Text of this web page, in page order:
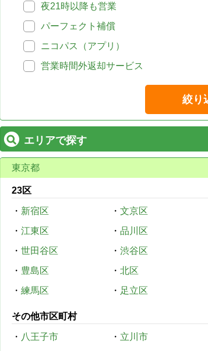
夜21時以降も営業
パーフェクト補償
ニコパス（アプリ）
営業時間外返却サービス
絞り
エリアで探す
東京都
23区
・ 新宿区 ・ 文京区
・ 江東区 ・ 品川区
・ 世田谷区 ・ 渋谷区
・ 豊島区 ・ 北区
・ 練馬区 ・ 足立区
その他市区町村
・ 八王子市 ・ 立川市